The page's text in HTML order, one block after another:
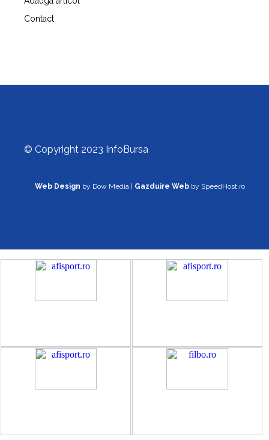
Contact
© Copyright 2023 InfoBursa
Web Design by Dow Media | Gazduire Web by SpeedHost.ro